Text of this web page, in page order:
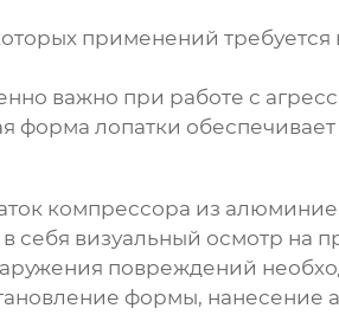
применений
важно при работе с
лопатки
компрессора из
визуальный осмотр на
повреждений
формы,